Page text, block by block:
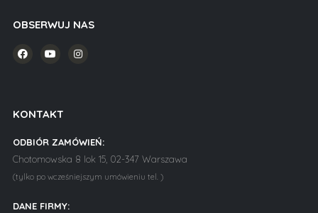
OBSERWUJ NAS
KONTAKT
ODBIÓR ZAMÓWIEŃ:
Chotomowska 8 lok 15, 02-347 Warszawa
(tylko po wcześniejszym umówieniu tel. )
DANE FIRMY: